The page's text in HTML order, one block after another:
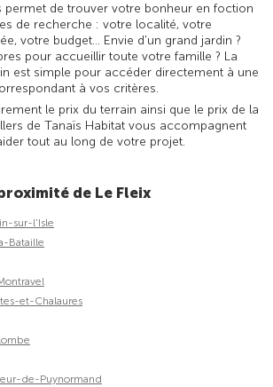
permet de trouver votre bonheur en foction
de recherche : votre localité, votre
votre budget... Envie d'un grand jardin ?
pour accueillir toute votre famille ? La
est simple pour accéder directement à une
à vos critères.
le prix du terrain ainsi que le prix de la
de Tanaïs Habitat vous accompagnent
tout au long de votre projet.
de Le Fleix
sur-l'Isle
Bataille
et-Chalaures
de-Puynormand